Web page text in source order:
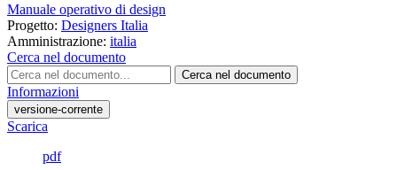
Manuale operativo di design
Progetto: Designers Italia
Amministrazione: italia
Cerca nel documento
Cerca nel documento
Informazioni
versione-corrente
Scarica
pdf